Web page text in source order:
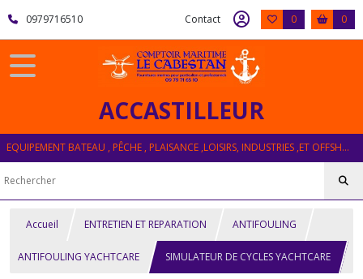
0979716510 Contact 0 0
ACCASTILLEUR
EQUIPEMENT BATEAU , PÊCHE , PLAISANCE ,LOISIRS, INDUSTRIES ,ET OFFSHORE
Accueil ENTRETIEN ET REPARATION ANTIFOULING
ANTIFOULING YACHTCARE SIMULATEUR DE CYCLES YACHTCARE